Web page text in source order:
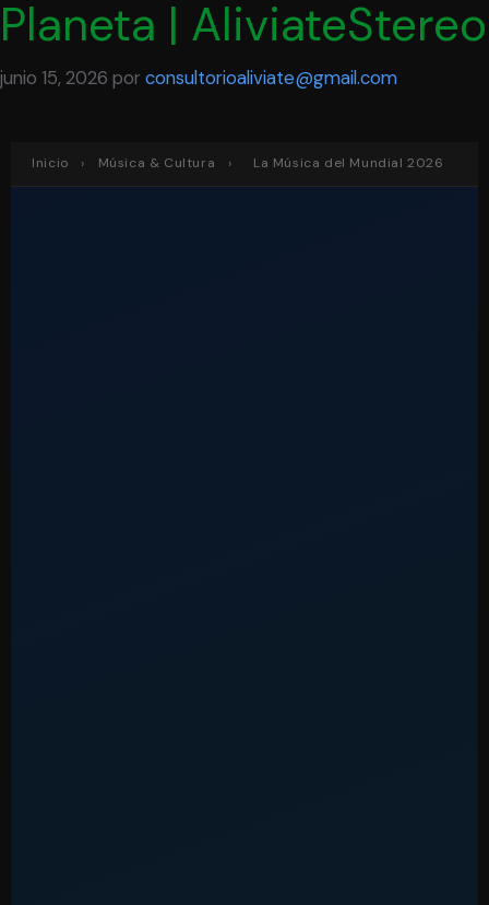
Planeta | AliviateStereo
junio 15, 2026 por consultorioaliviate@gmail.com
Inicio › Música & Cultura › La Música del Mundial 2026